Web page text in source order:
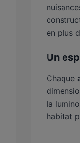
en plus
Un
Chaque
la
habitat